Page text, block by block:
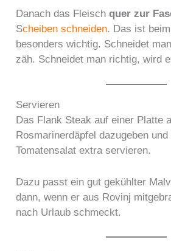
Danach das Fleischquer zur
Scheiben schneiden. Das ist
besonders wichtig. Schneidet
zäh. Schneidet man richtig, wird
Servieren
Das Flank Steak auf einer Platte
Rosmarinerdäpfel dazugeben
Tomatensalat extra servieren.
Dazu passt ein gut gekühlter
dann, wenn er aus Rovinj
nach Urlaub schmeckt.